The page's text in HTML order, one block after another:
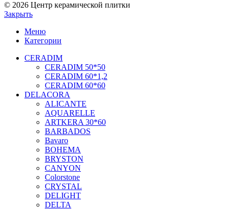
© 2026 Центр керамической плитки
Закрыть
Меню
Категории
CERADIM
CERADIM 50*50
CERADIM 60*1,2
CERADIM 60*60
DELACORA
ALICANTE
AQUARELLE
ARTKERA 30*60
BARBADOS
Bavaro
BOHEMA
BRYSTON
CANYON
Colorstone
CRYSTAL
DELIGHT
DELTA